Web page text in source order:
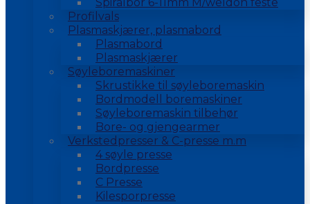
Profilvals
Plasmaskjærer, plasmabord
Plasmabord
Plasmaskjærer
Søyleboremaskiner
Skrustikke til søyleboremaskin
Bordmodell boremaskiner
Søyleboremaskin tilbehør
Bore- og gjengearmer
Verkstedpresser & C-presse m.m
4 søyle presse
Bordpresse
C Presse
Kilesporpresse